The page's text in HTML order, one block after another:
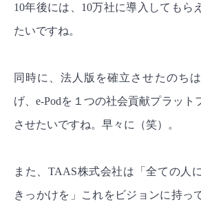
10年後には、10万社に導入してもら
たいですね。
同時に、法人版を確立させたのち
げ、e-Podを１つの社会貢献プラット
させたいですね。早々に（笑）。
また、TAAS株式会社は「全ての人
きっかけを」これをビジョンに持っ